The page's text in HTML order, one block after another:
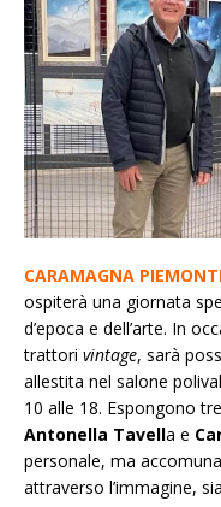
CARAMAGNA
ospiterà una giornata
d’epoca e dell’arte. In
trattori vintage, sarà
allestita nel salone
10 alle 18. Espongono
Antonella Tavella e
personale, ma
attraverso l’immagine,